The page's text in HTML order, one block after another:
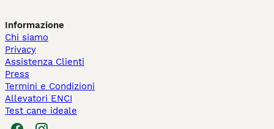
Informazione
Chi siamo
Privacy
Assistenza Clienti
Press
Termini e Condizioni
Allevatori ENCI
Test cane ideale